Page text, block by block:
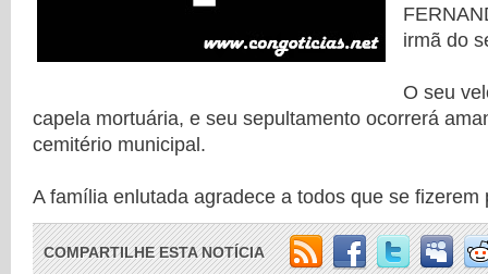
irmã do
O seu
capela mortuária, e seu sepultamento ocorrerá
cemitério municipal.
A família enlutada agradece a todos que se fizerem
COMPARTILHE ESTA NOTÍCIA